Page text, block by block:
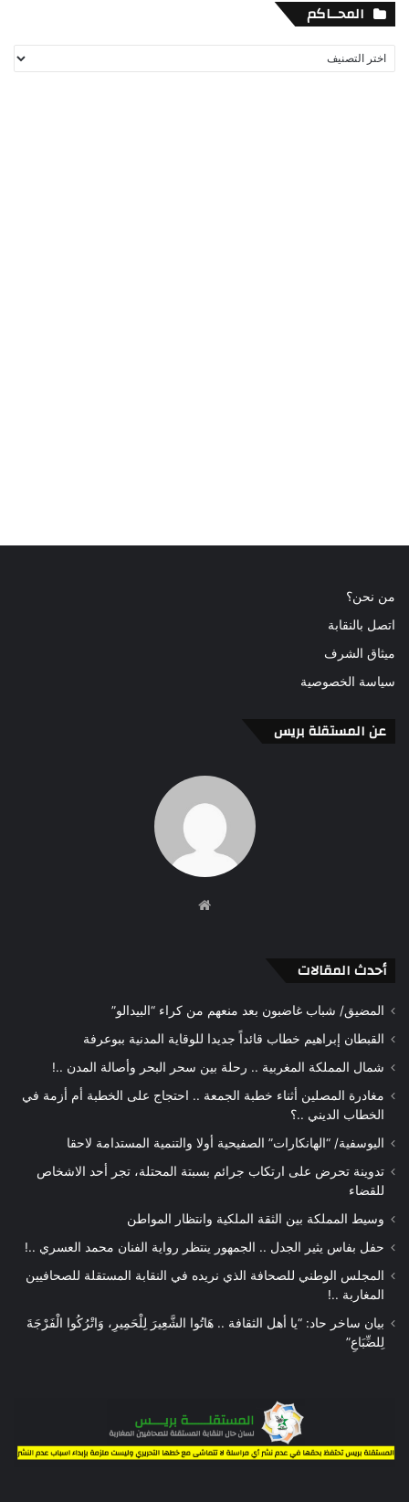
المحــاكم
المحــاكم
من نحن؟
اتصل بالنقابة
ميثاق الشرف
سياسة الخصوصية
عن المستقلة بريس
أحدث المقالات
المضيق/ شباب غاضبون بعد منعهم من كراء “البيدالو”
القبطان إبراهيم خطاب قائداً جديدا للوقاية المدنية ببوعرفة
شمال المملكة المغربية .. رحلة بين سحر البحر وأصالة المدن ..!
مغادرة المصلين أثناء خطبة الجمعة .. احتجاج على الخطبة أم أزمة في
الخطاب الديني ..؟
اليوسفية/ “الهانكارات” الصفيحية أولا والتنمية المستدامة لاحقا
تدوينة تحرض على ارتكاب جرائم بسبتة المحتلة، تجر أحد الاشخاص
للقضاء
وسيط المملكة بين الثقة الملكية وانتظار المواطن
حفل بفاس يثير الجدل .. الجمهور ينتظر رواية الفنان محمد العسري ..!
المجلس الوطني للصحافة الذي نريده في النقابة المستقلة للصحافيين
المغاربة ..!
بيان ساخر حاد: “يا أهل الثقافة .. هَاتُوا الشَّعِيرَ لِلْحَمِيرِ، وَاتْرُكُوا الْفَرْجَةَ
لِلضِّبَاعِ”